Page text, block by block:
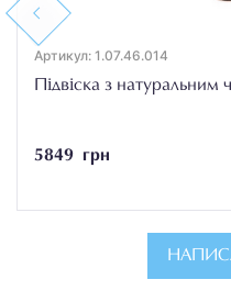
Previous
Артикул: 1.07.46.014
Підвіска з натуральним
5849 грн